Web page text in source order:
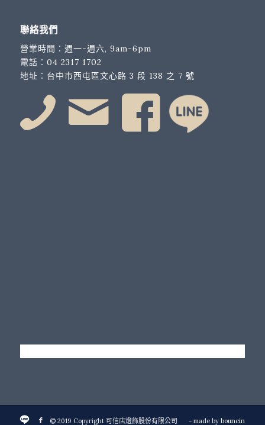
聯絡我們
營業時間： 週一-週六, 9am-6pm
電話： 04 2317 1702
地址： 台中市西屯區文心路 3 段 138 之 7 號
© 2019 Copyright 可信店燈飾股份有限公司 - made bybouncin